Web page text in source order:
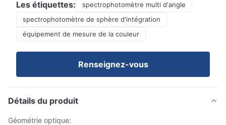
Les étiquettes:
spectrophotomètre multi d'angle
spectrophotomètre de sphère d'intégration
équipement de mesure de la couleur
Renseignez-vous
Détails du produit
Géométrie optique: